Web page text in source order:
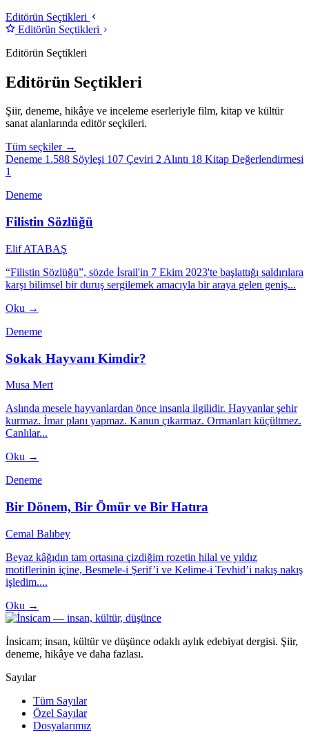
Editörün Seçtikleri
Editörün Seçtikleri
Editörün Seçtikleri
Editörün Seçtikleri
Şiir, deneme, hikâye ve inceleme eserleriyle film, kitap ve kültür
sanat alanlarında editör seçkileri.
Tüm seçkiler →
Deneme 1.588 Söyleşi 107 Çeviri 2Alıntı 18 Kitap Değerlendirmesi
1
Deneme
Filistin Sözlüğü
Elif ATABAŞ
“Filistin Sözlüğü”, sözde İsrail'in 7 Ekim 2023'te başlattığı saldırılara
karşı bilimsel bir duruş sergilemek amacıyla bir araya gelen geniş...
Oku →
Deneme
Sokak Hayvanı Kimdir?
Musa Mert
Aslında mesele hayvanlardan önce insanla ilgilidir. Hayvanlar şehir
kurmaz. İmar planı yapmaz. Kanun çıkarmaz. Ormanları küçültmez.
Canlılar...
Oku →
Deneme
Bir Dönem, Bir Ömür ve Bir Hatıra
Cemal Balıbey
Beyaz kâğıdın tam ortasına çizdiğim rozetin hilal ve yıldız
motiflerinin içine, Besmele-i Şerif’i ve Kelime-i Tevhid’i nakış nakış
işledim....
Oku →
İnsicam; insan, kültür ve düşünce odaklı aylık edebiyat dergisi. Şiir,
deneme, hikâye ve daha fazlası.
Sayılar
Tüm Sayılar
Özel Sayılar
Dosyalarımız